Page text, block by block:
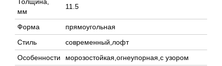
мм
11.5
Форма
прямоугольная
Стиль
современный,лофт
Особенности
морозостойкая,огнеупорная,с узором